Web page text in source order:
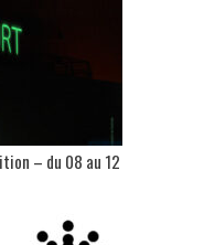
– du 08 au 12